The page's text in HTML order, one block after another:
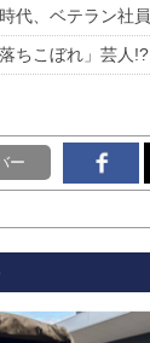
代、ベテラン社
ちこぼれ」芸人
ー